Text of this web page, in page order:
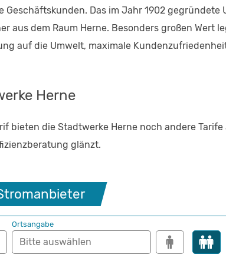
Geschäftskunden. Das im Jahr 1902 gegründete
aus dem Raum Herne. Besonders großen Wert
auf die Umwelt, maximale
Herne
bieten die Stadtwerke Herne noch andere
glänzt.
Ortsangabe